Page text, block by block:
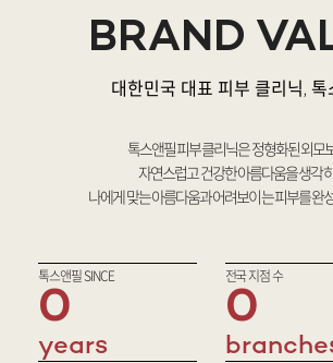
BRAND
대한민국 대표 피부 클리닉, 톡
톡스앤필 피부 클리닉은 정형화된 외모
자연스럽고 건강한 아름다움을 생각
나에게 맞는 아름다움과 어려보이는 피부를 완
톡스앤필 SINCE
0
years
전국 지점 수
0